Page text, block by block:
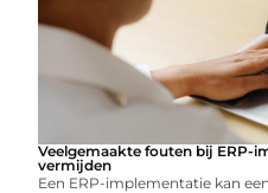
Veelgemaakte fouten bij ERP-
vermijden
Een ERP-implementatie kan